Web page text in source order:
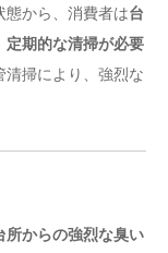
態から、消費者は台
定期的な清掃が必要
掃により、強烈な
所からの強烈な臭い